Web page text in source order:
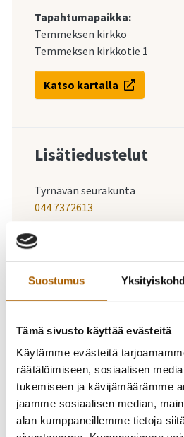
Suostumus
Tämä sivusto käyttää evästeitä
Käytämme evästeitä
räätälöimiseen, sosiaalisen
tukemiseen ja kävijämäärämme
jaamme sosiaalisen median,
alan kumppaneillemme tietoja
Tapahtumapaikka:
Temmeksen kirkko
Temmeksen kirkkotie 1
Katso kartalla
Lisätiedustelut
Tyrnävän seurakunta
044 7372613
23.03.202518:00 20:00
Marianpäivän
toivevirsi-ilta
23.3.2025 klo
Temmeksen